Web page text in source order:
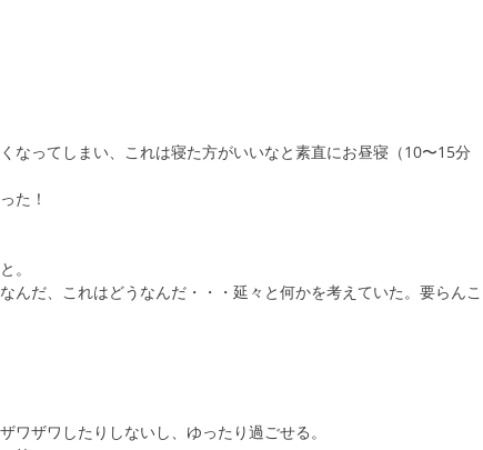
なってしまい、これは寝た方がいいなと素直にお昼寝（10〜15分
た！
。
んだ、これはどうなんだ・・・延々と何かを考えていた。要らんこ
ザワしたりしないし、ゆったり過ごせる。